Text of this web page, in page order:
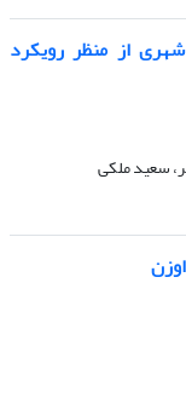
از منظر رویکرد
سعید ملکی